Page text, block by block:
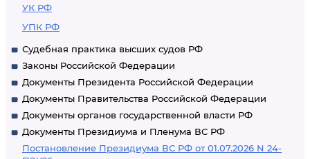
УК РФ
УПК РФ
Судебная практика высших судов РФ
Законы Российской Федерации
Документы Президента Российской Федерации
Документы Правительства Российской Федерации
Документы органов государственной власти РФ
Документы Президиума и Пленума ВС РФ
Постановление Президиума ВС РФ от 01.07.2026 N 24-